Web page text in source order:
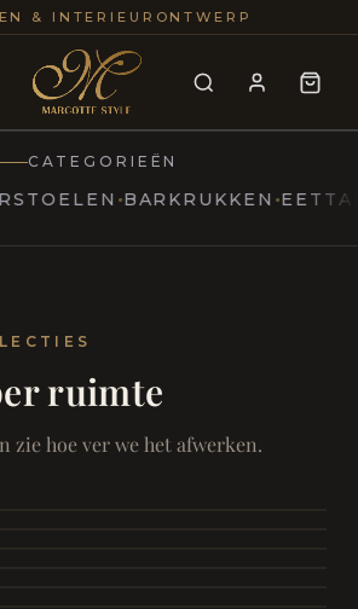
& INTERIEURONTWERP
Modern
Living
25+
CATEGORIEËN
BARKRUKKEN EETTAFELS
ruimte
zie hoe ver we het afwerken.